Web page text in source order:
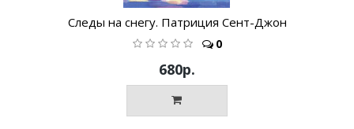
Следы на снегу. Патриция Сент-Джон
0
680р.